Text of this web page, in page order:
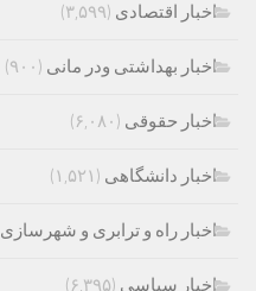
اخبار اقتصادی (۳,۵۹۹)
اخبار بهداشتی ودر مانی (۹۰۰)
اخبار حقوقی (۶,۰۸۰)
اخبار دانشگاهی (۱,۵۲۱)
اخبار راه و ترابری و شهرسازی
اخبار سیاسی (۶,۳۹۵)